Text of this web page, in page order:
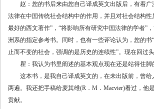
赵：您的书后来由您自己译成英文出版后，有着广
法律在中国传统社会结构中的作用，并且对社会结构
最好的西文著作”，“将影响所有研究中国法律的学者”
洲系的指定参考书。同时，也有一些评论认为，您的
止而不变的社会，强调的是历史的连续性”。现在回过
瞿：我认为书里阐述的基本观点现在还是站得住脚
这本书，是我自己译成英文的，在未出版前，曾给
两遍。我还把手稿给麦其维(R．M．Macvier)看过，
贡献。